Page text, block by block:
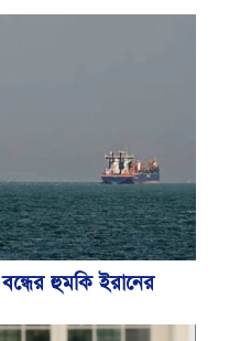
হুমকি ইরানের